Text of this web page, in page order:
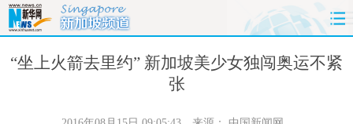
首页 时政 国际 财经
“坐上火箭去里约” 新加坡美少女独闯奥运不紧
张